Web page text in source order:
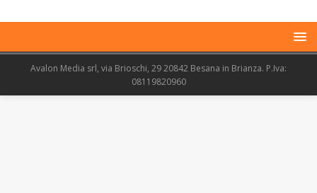
Avalon Media srl, via Brioschi, 29 20842 Besana in Brianza. P.Iva:
08119820960